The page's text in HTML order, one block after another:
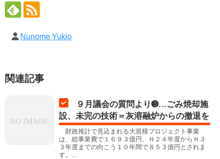
Nunome Yukio
関連記事
９月議会の質問より➌…ごみ焼却施
設、未完の技術＝灰溶融炉からの撤退を
財政推計で見込まれる大規模プロジェクト事業
は、総事業費で１６９３億円、Ｈ２４年度からＨ３
３年度までの向こう１０年間で８５３億円とされま
す。...